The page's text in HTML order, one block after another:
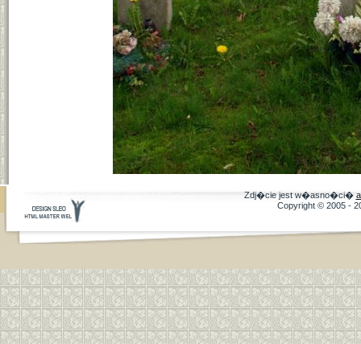
Zdj�cie jest w�asno�ci�
Copyright © 2005 -